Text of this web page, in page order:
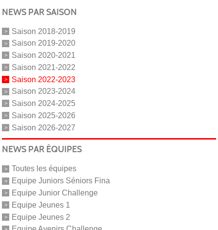
NEWS PAR SAISON
Saison 2018-2019
Saison 2019-2020
Saison 2020-2021
Saison 2021-2022
Saison 2022-2023
Saison 2023-2024
Saison 2024-2025
Saison 2025-2026
Saison 2026-2027
NEWS PAR ÉQUIPES
Toutes les équipes
Equipe Juniors Séniors Fina
Equipe Junior Challenge
Equipe Jeunes 1
Equipe Jeunes 2